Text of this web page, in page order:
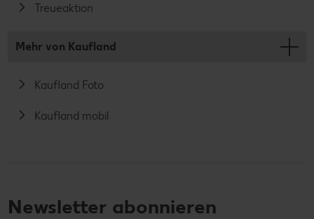
Treueaktion
Mehr von Kaufland
Kaufland Foto
Kaufland mobil
Newsletter abonnieren